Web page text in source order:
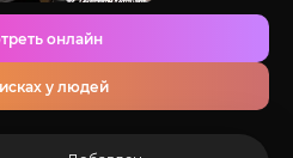
онлайн
у людей